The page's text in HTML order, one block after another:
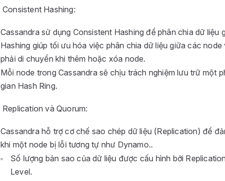
Consistent Hashing:
Cassandra sử dụng Consistent Hashing để phân chia dữ liệu
Hashing giúp tối ưu hóa việc phân chia dữ liệu giữa các
phải di chuyển khi thêm hoặc xóa node.
Mỗi node trong Cassandra sẽ chịu trách nghiệm lưu trữ một
gian Hash Ring.
Replication và Quorum:
Cassandra hỗ trợ cơ chế sao chép dữ liệu (Replication) để
khi một node bị lỗi tương tự như Dynamo..
Số lượng bản sao của dữ liệu được cấu hình bởi
Level.